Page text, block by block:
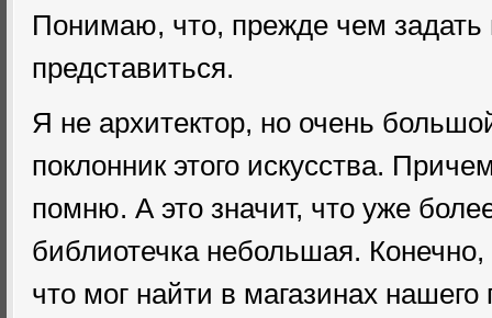
Понимаю, что, прежде чем задать
представиться.
Я не архитектор, но очень
поклонник этого искусства.
помню. А это значит, что уже
библиотечка небольшая.
что мог найти в магазинах нашего